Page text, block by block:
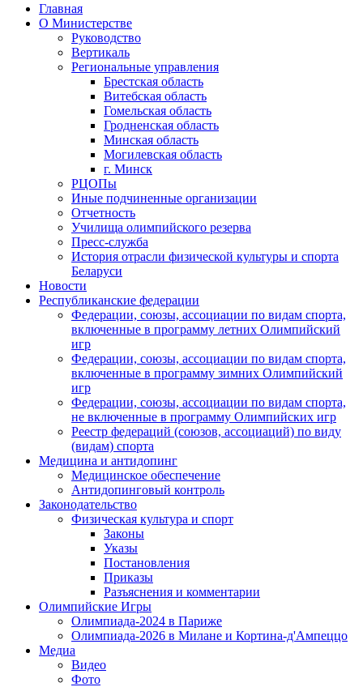
Главная
О Министерстве
Руководство
Вертикаль
Региональные управления
Брестская область
Витебская область
Гомельская область
Гродненская область
Минская область
Могилевская область
г. Минск
РЦОПы
Иные подчиненные организации
Отчетность
Училища олимпийского резерва
Пресс-служба
История отрасли физической культуры и спорта
Беларуси
Новости
Республиканские федерации
Федерации, союзы, ассоциации по видам спорта,
включенные в программу летних Олимпийский
игр
Федерации, союзы, ассоциации по видам спорта,
включенные в программу зимних Олимпийский
игр
Федерации, союзы, ассоциации по видам спорта,
не включенные в программу Олимпийских игр
Реестр федераций (союзов, ассоциаций) по виду
(видам) спорта
Медицина и антидопинг
Медицинское обеспечение
Антидопинговый контроль
Законодательство
Физическая культура и спорт
Законы
Указы
Постановления
Приказы
Разъяснения и комментарии
Олимпийские Игры
Олимпиада-2024 в Париже
Олимпиада-2026 в Милане и Кортина-д'Ампеццо
Медиа
Видео
Фото